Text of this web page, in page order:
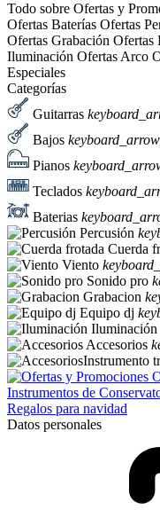
Todo sobre Ofertas y
Ofertas Baterías Ofertas
Ofertas Grabación Ofertas
Iluminación Ofertas Arco
Especiales
Categorías
Guitarras
Bajos
Pianos
Teclados
Baterias
Percusión
Cuerda
Viento
Sonido pro
Grabacion
Equipo dj
Iluminación
Accesorios
Instrumento
Instrumentos de
Regalos para navidad
Datos personales